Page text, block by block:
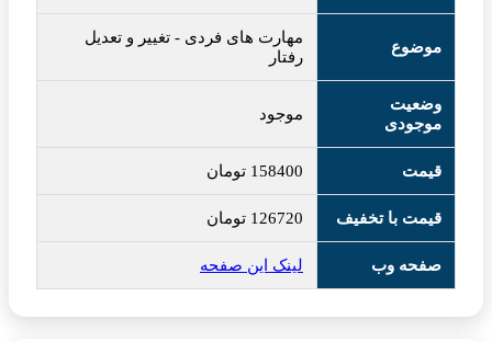
موضوع
مهارت های فردی - تغییر و تعدیل
رفتار
وضعیت
موجودی
موجود
قیمت 158400 تومان
قیمت با تخفیف 126720 تومان
صفحه وب لینک این صفحه